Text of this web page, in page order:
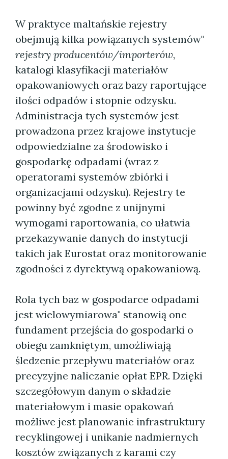
W praktyce maltańskie rejestry
obejmują kilka powiązanych systemów"
rejestry producentów/importerów,
katalogi klasyfikacji materiałów
opakowaniowych oraz bazy raportujące
ilości odpadów i stopnie odzysku.
Administracja tych systemów jest
prowadzona przez krajowe instytucje
odpowiedzialne za środowisko i
gospodarkę odpadami (wraz z
operatorami systemów zbiórki i
organizacjami odzysku). Rejestry te
powinny być zgodne z unijnymi
wymogami raportowania, co ułatwia
przekazywanie danych do instytucji
takich jak Eurostat oraz monitorowanie
zgodności z dyrektywą opakowaniową.
Rola tych baz w gospodarce odpadami
jest wielowymiarowa" stanowią one
fundament przejścia do gospodarki o
obiegu zamkniętym, umożliwiają
śledzenie przepływu materiałów oraz
precyzyjne naliczanie opłat EPR. Dzięki
szczegółowym danym o składzie
materiałowym i masie opakowań
możliwe jest planowanie infrastruktury
recyklingowej i unikanie nadmiernych
kosztów związanych z karami czy